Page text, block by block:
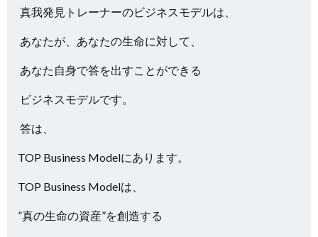
真我発見トレーナーのビジネスモデルは、
あなたが、あなたの生命に対して、
あなた自身で答を出すことができる
ビジネスモデルです。
答は、
TOP Business Modelにあります。
TOP Business Modelは、
”真の生命の資産”を創造する